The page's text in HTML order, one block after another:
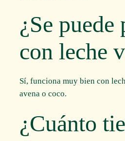
¿Se puede
con leche
Sí, funciona muy bien con
avena o coco.
¿Cuánto